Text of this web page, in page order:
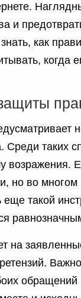
и
как
когда
Среди таких
возражения.
но во многом
такой
на